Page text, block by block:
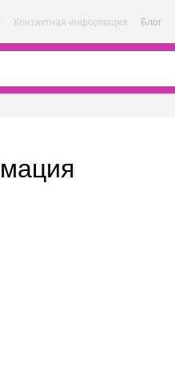
Контактная информация Блог